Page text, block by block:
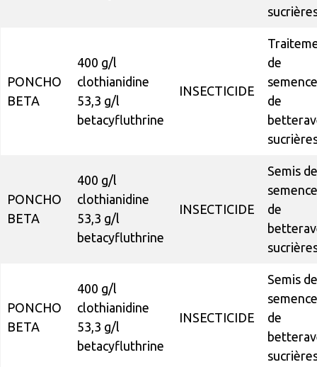
PONCHO
BETA
400 g/l
clothianidine
53,3 g/l
betacyfluthrine
INSECTICIDE
de
de
PONCHO
BETA
400 g/l
clothianidine
53,3 g/l
betacyfluthrine
INSECTICIDE
Semis de
de
PONCHO
BETA
400 g/l
clothianidine
53,3 g/l
betacyfluthrine
INSECTICIDE
Semis de
de